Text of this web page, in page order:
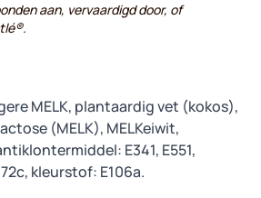
aan, vervaardigd door, of
MELK, plantaardig vet (kokos),
(MELK), MELKeiwit,
E341, E551,
kleurstof: E106a.